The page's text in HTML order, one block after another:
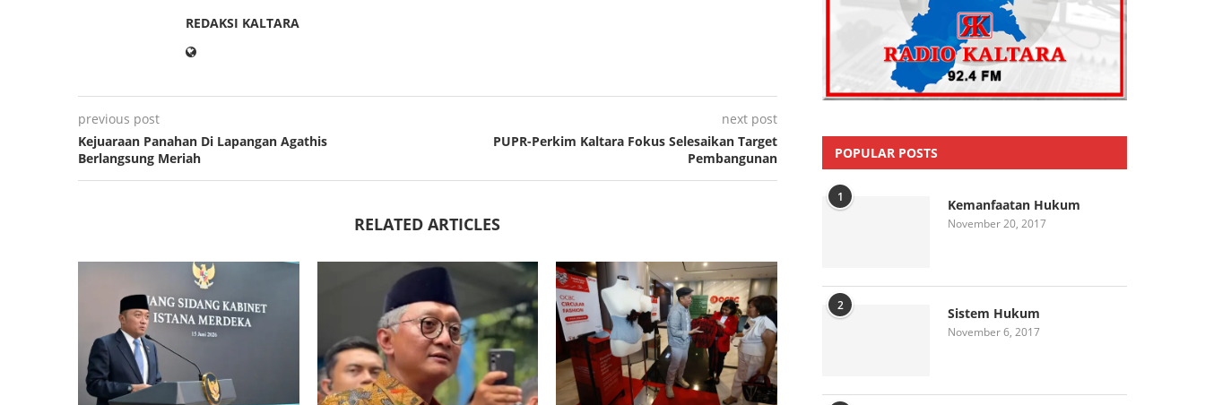
REDAKSI KALTARA
previous post
Kejuaraan Panahan Di Lapangan Agathis
Berlangsung Meriah
next post
PUPR-Perkim Kaltara Fokus Selesaikan Target
Pembangunan
RELATED ARTICLES
POPULAR POSTS
1 Kemanfaatan Hukum
November 20, 2017
2 Sistem Hukum
November 6, 2017